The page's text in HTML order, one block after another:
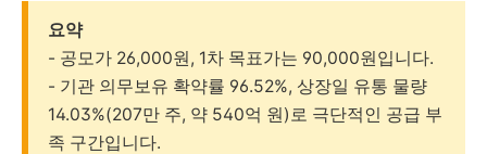
요약
- 공모가 26,000원, 1차 목표가는 90,000원입니다.
- 기관 의무보유 확약률 96.52%, 상장일 유통 물량
14.03%(207만 주, 약 540억 원)로 극단적인 공급 부
족 구간입니다.